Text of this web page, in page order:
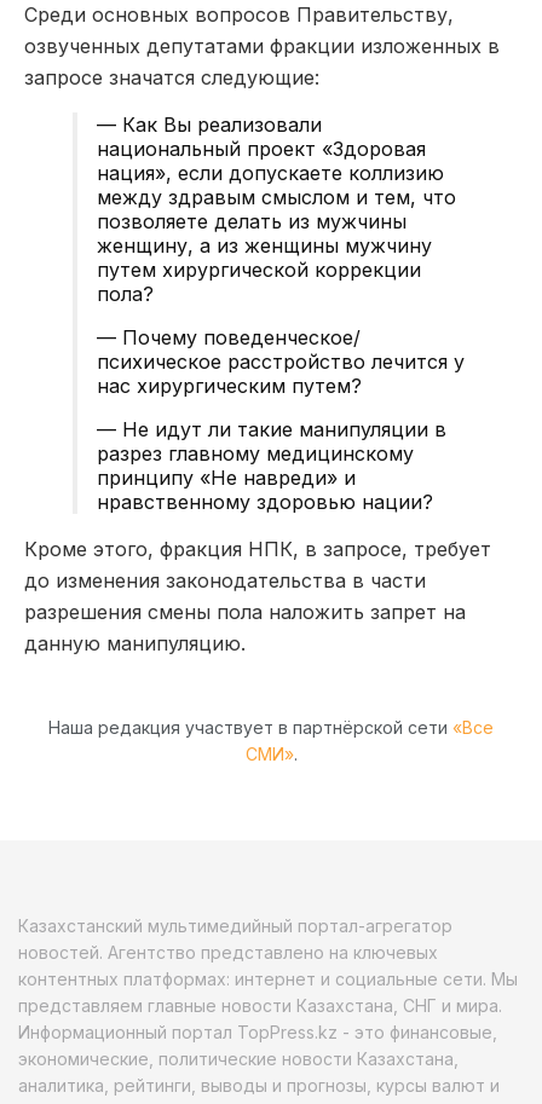
Среди основных вопросов Правительству,
озвученных депутатами фракции изложенных в
запросе значатся следующие:
— Как Вы реализовали
национальный проект «Здоровая
нация», если допускаете коллизию
между здравым смыслом и тем, что
позволяете делать из мужчины
женщину, а из женщины мужчину
путем хирургической коррекции
пола?
— Почему поведенческое/
психическое расстройство лечится у
нас хирургическим путем?
— Не идут ли такие манипуляции в
разрез главному медицинскому
принципу «Не навреди» и
нравственному здоровью нации?
Кроме этого, фракция НПК, в запросе, требует
до изменения законодательства в части
разрешения смены пола наложить запрет на
данную манипуляцию.
Наша редакция участвует в партнёрской сети «Все
СМИ».
Казахстанский мультимедийный портал-агрегатор
новостей. Агентство представлено на ключевых
контентных платформах: интернет и социальные сети. Мы
представляем главные новости Казахстана, СНГ и мира.
Информационный портал TopPress.kz - это финансовые,
экономические, политические новости Казахстана,
аналитика, рейтинги, выводы и прогнозы, курсы валют и